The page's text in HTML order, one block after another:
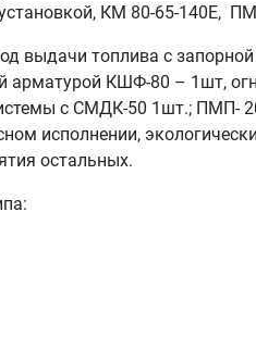
КМ 80-65-140Е,
выдачи топлива с
арматурой КШФ-80 – 1шт,
с СМДК-50 1шт.; ПМП-
исполнении,
остальных.